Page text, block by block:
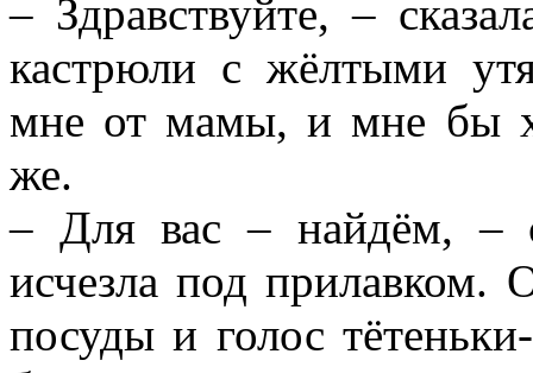
– Здравствуйте, –
кастрюли с жёлтыми
мне от мамы, и мне бы
же.
– Для вас – найдём, –
исчезла под прилавком.
посуды и голос